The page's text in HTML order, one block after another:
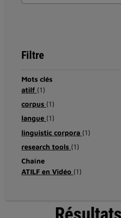
Filtre
Mots clés
atilf (1)
corpus (1)
langue (1)
linguistic corpora (1)
research tools (1)
Chaîne
ATILF en Vidéo (1)